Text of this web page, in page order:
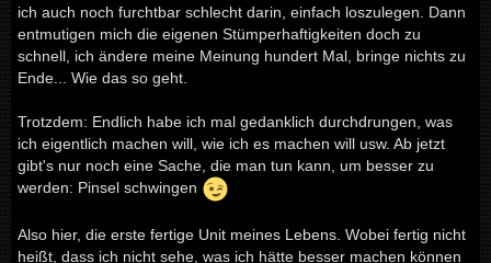
ich auch noch furchtbar schlecht darin, einfach loszulegen. Dann
entmutigen mich die eigenen Stümperhaftigkeiten doch zu
schnell, ich ändere meine Meinung hundert Mal, bringe nichts zu
Ende... Wie das so geht.
Trotzdem: Endlich habe ich mal gedanklich durchdrungen, was
ich eigentlich machen will, wie ich es machen will usw. Ab jetzt
gibt's nur noch eine Sache, die man tun kann, um besser zu
werden: Pinsel schwingen
Also hier, die erste fertige Unit meines Lebens. Wobei fertig nicht
heißt, dass ich nicht sehe, was ich hätte besser machen können